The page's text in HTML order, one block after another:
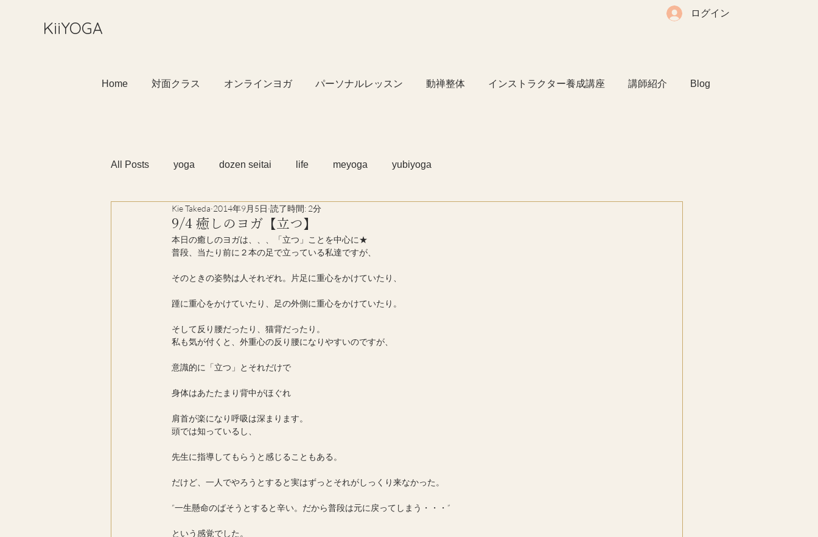
​KiiYOGA
ログイン
Home 対面クラス オンラインヨガ パーソナルレッスン 動禅整体 インストラクター養成講座 講師紹介 Blog
All Posts yoga dozen seitai life meyoga yubiyoga
9/4 癒しのヨガ【立つ】
Kie Takeda 2014年9月5日 読了時間: 2分
本日の癒しのヨガは、、、「立つ」ことを中心に★
普段、当たり前に２本の足で立っている私達ですが、
そのときの姿勢は人それぞれ。片足に重心をかけていたり、
踵に重心をかけていたり、足の外側に重心をかけていたり。
そして反り腰だったり、猫背だったり。
私も気が付くと、外重心の反り腰になりやすいのですが、
意識的に「立つ」とそれだけで
身体はあたたまり背中がほぐれ
肩首が楽になり呼吸は深まります。
頭では知っているし、
先生に指導してもらうと感じることもある。
だけど、一人でやろうとすると実はずっとそれがしっくり来なかった。
”一生懸命のばそうとすると辛い。だから普段は元に戻ってしまう・・・”
という感覚でした。